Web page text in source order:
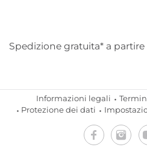
Spedizione gratuita* a
Informazioni legali
Protezione dei dati